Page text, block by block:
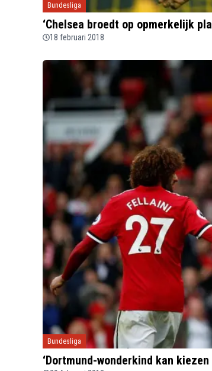
Bundesliga
‘Chelsea broedt op opmerkelijk
18 februari 2018
Bundesliga
‘Dortmund-wonderkind kan